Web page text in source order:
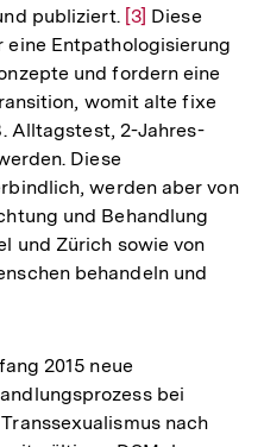
publiziert. Zur
Auflösung
der
Fußnote
[3] Diese
Entpathologisierung
und fordern eine
womit alte fixe
Alltagstest, 2-Jahres-
Diese
werden aber von
und Behandlung
und Zürich sowie von
behandeln und
2015 neue
bei
nach